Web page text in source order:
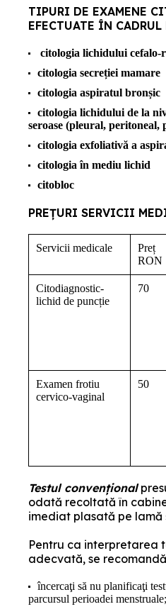
TIPURI DE EXAMENE
EFECTUATE ÎN
citologia lichidului cefalo-
citologia secreției mamare
citologia aspiratul bronșic
citologia lichidului de la
seroase (pleural, peritoneal,
citologia exfoliativă a
citologia în mediu lichid
citobloc
PREȚURI SERVICII
Servicii medicale
Preț
RON
Citodiagnostic-
lichid de puncție
70
Examen frotiu
cervico-vaginal
50
Testul convenţional
odată recoltată în
imediat plasată pe lamă
Pentru ca interpretarea
adecvată, se
încercaţi să nu planificaţi
parcursul perioadei menstruale;